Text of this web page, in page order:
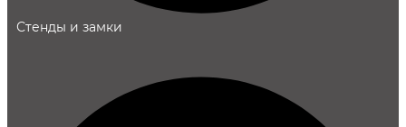
Стенды и замки